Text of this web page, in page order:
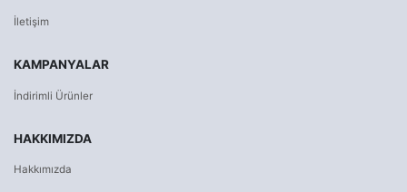
İletişim
KAMPANYALAR
İndirimli Ürünler
HAKKIMIZDA
Hakkımızda